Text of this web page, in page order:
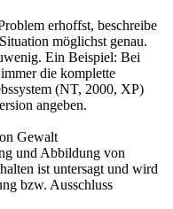
erhoffst, beschreibe
möglichst genau.
Ein Beispiel: Bei
die komplette
(NT, 2000, XP)
angeben.
Gewalt
und Abbildung von
ist untersagt und wird
bzw. Ausschluss